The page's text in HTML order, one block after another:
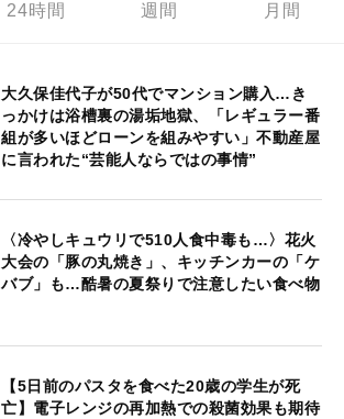
24時間 週間 月間
大久保佳代子が50代でマンション購入…き
っかけは浴槽裏の湯垢地獄、「レギュラー番
組が多いほどローンを組みやすい」不動産屋
に言われた“芸能人ならではの事情”
〈冷やしキュウリで510人食中毒も…〉花火
大会の「豚の丸焼き」、キッチンカーの「ケ
バブ」も…酷暑の夏祭りで注意したい食べ物
【5日前のパスタを食べた20歳の学生が死
亡】電子レンジの再加熱での殺菌効果も期待